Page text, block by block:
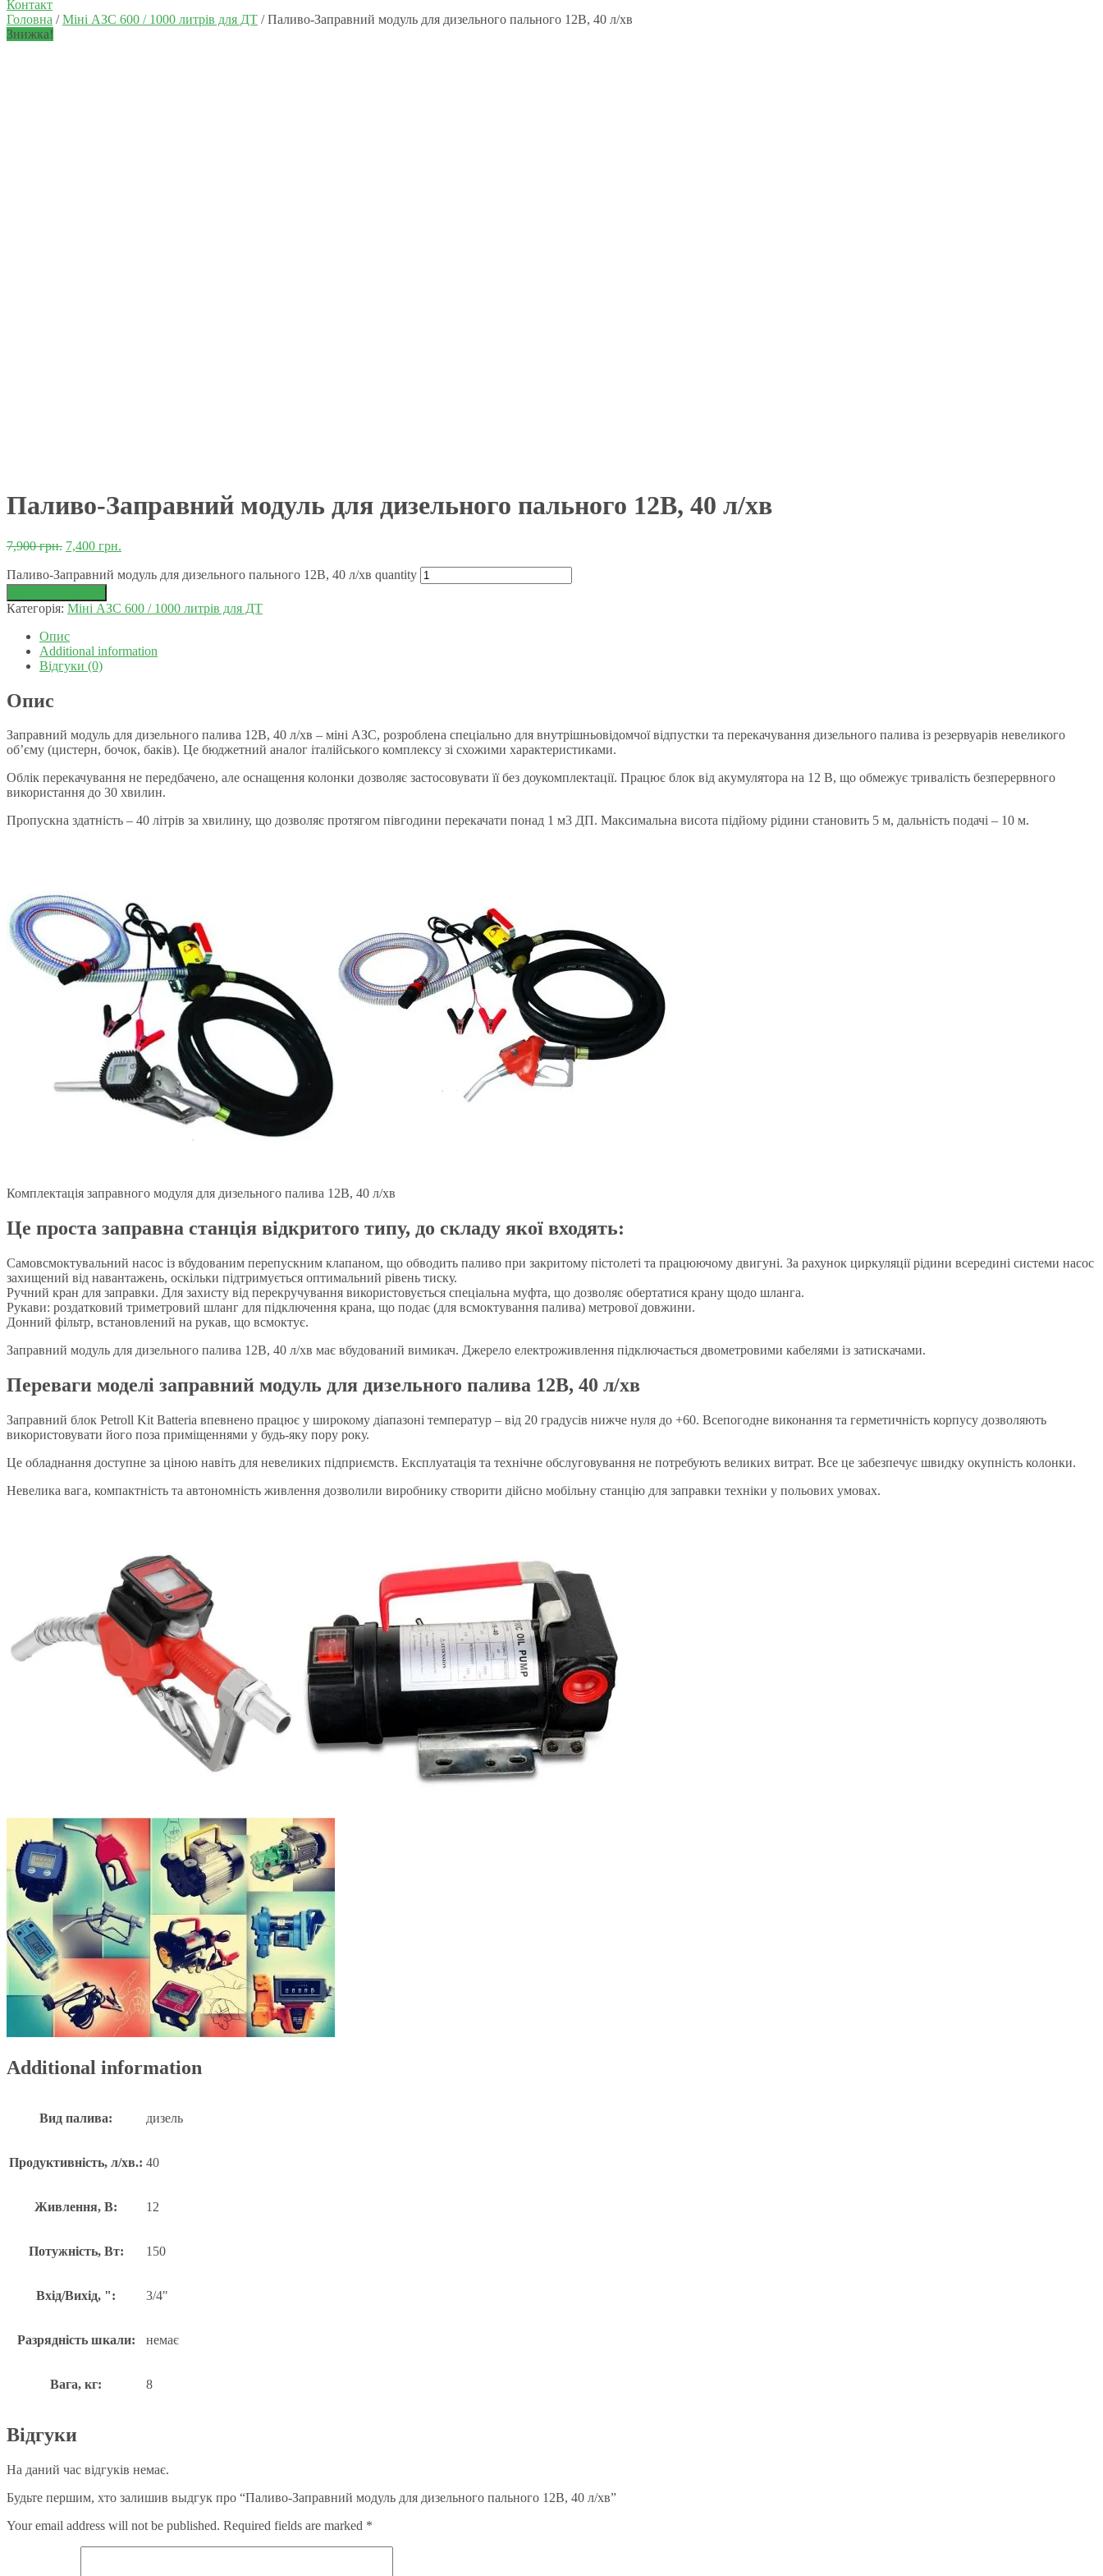
Контакт
Головна /Міні АЗС 600 / 1000 литрів для ДТ / Паливо-Заправний модуль для дизельного пального 12В, 40 л/хв
Знижка!
Паливо-Заправний модуль для дизельного пального 12В, 40 л/хв
7,900грн. 7,400 грн.
Паливо-Заправний модуль для дизельного пального 12В, 40 л/хв quantity
Категорія: Міні АЗС 600 / 1000 литрів для ДТ
Опис
Additional information
Відгуки (0)
Опис
Заправний модуль для дизельного палива 12В, 40 л/хв – міні АЗС, розроблена спеціально для внутрішньовідомчої відпустки та перекачування дизельного палива із резервуарів невеликого
об’єму (цистерн, бочок, баків). Це бюджетний аналог італійського комплексу зі схожими характеристиками.
Облік перекачування не передбачено, але оснащення колонки дозволяє застосовувати її без доукомплектації. Працює блок від акумулятора на 12 В, що обмежує тривалість безперервного
використання до 30 хвилин.
Пропускна здатність – 40 літрів за хвилину, що дозволяє протягом півгодини перекачати понад 1 м3 ДП. Максимальна висота підйому рідини становить 5 м, дальність подачі – 10 м.
Комплектація заправного модуля для дизельного палива 12В, 40 л/хв
Це проста заправна станція відкритого типу, до складу якої входять:
Самовсмоктувальний насос із вбудованим перепускним клапаном, що обводить паливо при закритому пістолеті та працюючому двигуні. За рахунок циркуляції рідини всередині системи насос
захищений від навантажень, оскільки підтримується оптимальний рівень тиску.
Ручний кран для заправки. Для захисту від перекручування використовується спеціальна муфта, що дозволяє обертатися крану щодо шланга.
Рукави: роздатковий триметровий шланг для підключення крана, що подає (для всмоктування палива) метрової довжини.
Донний фільтр, встановлений на рукав, що всмоктує.
Заправний модуль для дизельного палива 12В, 40 л/хв має вбудований вимикач. Джерело електроживлення підключається двометровими кабелями із затискачами.
Переваги моделі заправний модуль для дизельного палива 12В, 40 л/хв
Заправний блок Petroll Kit Batteria впевнено працює у широкому діапазоні температур – від 20 градусів нижче нуля до +60. Всепогодне виконання та герметичність корпусу дозволяють
використовувати його поза приміщеннями у будь-яку пору року.
Це обладнання доступне за ціною навіть для невеликих підприємств. Експлуатація та технічне обслуговування не потребують великих витрат. Все це забезпечує швидку окупність колонки.
Невелика вага, компактність та автономність живлення дозволили виробнику створити дійсно мобільну станцію для заправки техніки у польових умовах.
Additional information
Вид палива: дизель
Продуктивність, л/хв.: 40
Живлення, В: 12
Потужність, Вт: 150
Вхід/Вихід, ": 3/4"
Разрядність шкали: немає
Вага, кг: 8
Відгуки
На даний час відгуків немає.
Будьте першим, хто залишив выдгук про “Паливо-Заправний модуль для дизельного пального 12В, 40 л/хв”
Your email address will not be published. Required fields are marked *